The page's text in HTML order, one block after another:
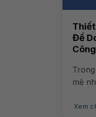
Thiết
Để
Công
mẽ
Xem